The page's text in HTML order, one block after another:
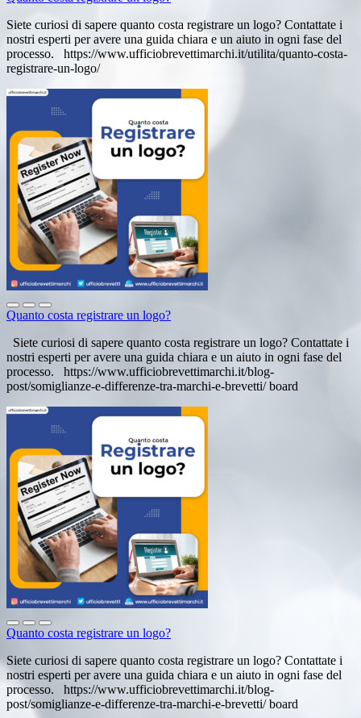
Siete curiosi di sapere quanto costa registrare un logo? Contattate i
nostri esperti per avere una guida chiara e un aiuto in ogni fase del
processo. https://www.ufficiobrevettimarchi.it/utilita/quanto-costa-
registrare-un-logo/
Quanto costa registrare un logo?
Siete curiosi di sapere quanto costa registrare un logo? Contattate i
nostri esperti per avere una guida chiara e un aiuto in ogni fase del
processo. https://www.ufficiobrevettimarchi.it/blog-
post/somiglianze-e-differenze-tra-marchi-e-brevetti/ board
Quanto costa registrare un logo?
Siete curiosi di sapere quanto costa registrare un logo? Contattate i
nostri esperti per avere una guida chiara e un aiuto in ogni fase del
processo. https://www.ufficiobrevettimarchi.it/blog-
post/somiglianze-e-differenze-tra-marchi-e-brevetti/ board